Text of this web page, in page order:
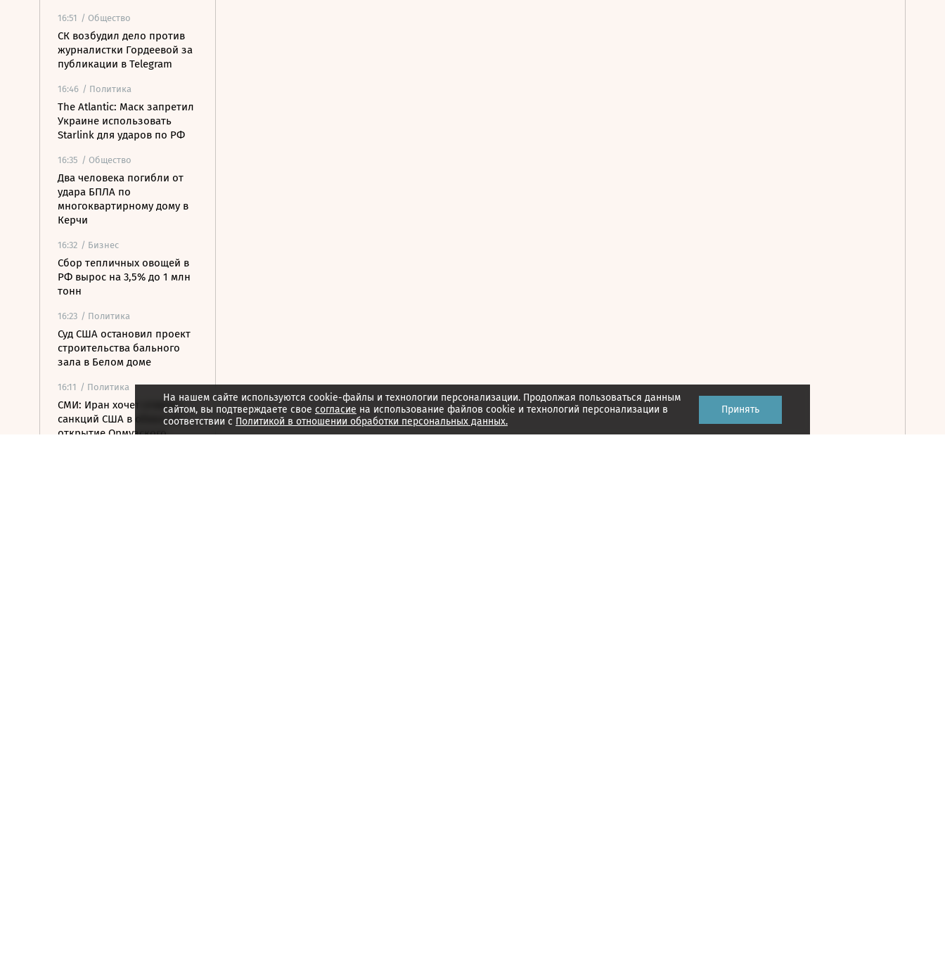
16:51 / Общество
СК возбудил дело против
журналистки Гордеевой за
публикации в Telegram
16:46 / Политика
The Atlantic: Маск запретил
Украине использовать
Starlink для ударов по РФ
16:35 / Общество
Два человека погибли от
удара БПЛА по
многоквартирному дому в
Керчи
16:32 / Бизнес
Сбор тепличных овощей в
РФ вырос на 3,5% до 1 млн
тонн
16:23 / Политика
Суд США остановил проект
строительства бального
зала в Белом доме
16:11 / Политика
СМИ: Иран хочет отмены
санкций США в обмен на
открытие Ормузского
На нашем сайте используются cookie-файлы и технологии персонализации. Продолжая пользоваться данным
сайтом, вы подтверждаете свое согласие на использование файлов cookie и технологий персонализации в
соответствии с Политикой в отношении обработки персональных данных.
Принять